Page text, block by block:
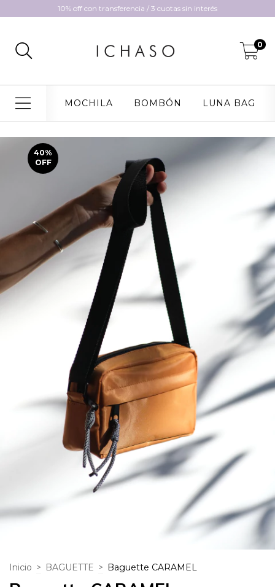
10% off con transferencia / 3 cuotas sin interés
0
MOCHILA BOMBÓN LUNA BAG
40%
OFF
Inicio > BAGUETTE > Baguette CARAMEL